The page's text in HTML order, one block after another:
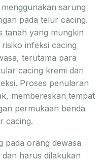
sarung
pada telur cacing.
tanah yang mungkin
infeksi cacing
terutama para
cacing kremi dari
Proses penularan
membereskan tempat
permukaan benda
cacing.
pada orang dewasa
harus dilakukan